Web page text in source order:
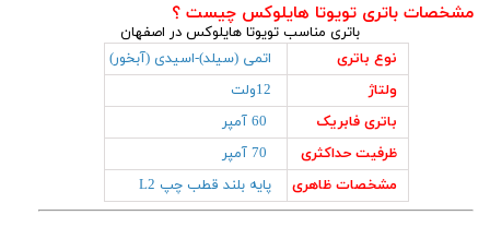
مشخصات باتری تویوتا هایلوکس چیست ؟
باتری مناسب تویوتا هایلوکس در اصفهان
نوع باتری
اتمی (سیلد)-اسیدی (آبخور)
ولتاژ
باتری فابریک
ظرفیت حداکثری
مشخصات ظاهری
پایه بلند قطب چپ L2